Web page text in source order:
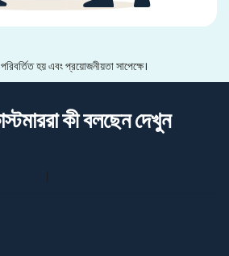
হয় এবং প্রয়োজনীয়তা সাপেক্ষে।
কী বলছেন দেখুন